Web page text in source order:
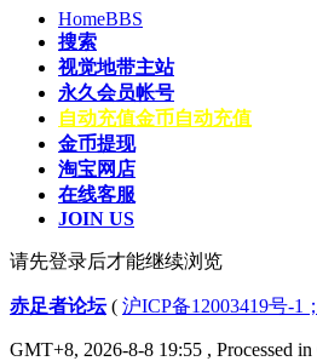
HomeBBS
搜索
视觉地带主站
永久会员帐号
自动充值金币自动充值
金币提现
淘宝网店
在线客服
JOIN US
请先登录后才能继续浏览
赤足者论坛( 沪ICP备12003419号-1
GMT+8, 2026-8-8 19:55 , Processed